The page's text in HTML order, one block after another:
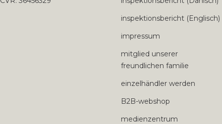
inspektionsbericht (Englisch)
impressum
mitglied unserer
freundlichen familie
einzelhändler werden
B2B-webshop
medienzentrum